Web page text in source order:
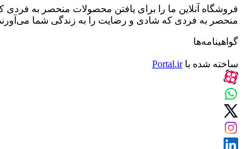
فروشگاه آنلاین ما را برای یافتن محصولات منحصر به
منحصر به فردی که شادی و رضایت را به زندگی شما
گواهینامه‌ها
ساخته شده باPortal.ir